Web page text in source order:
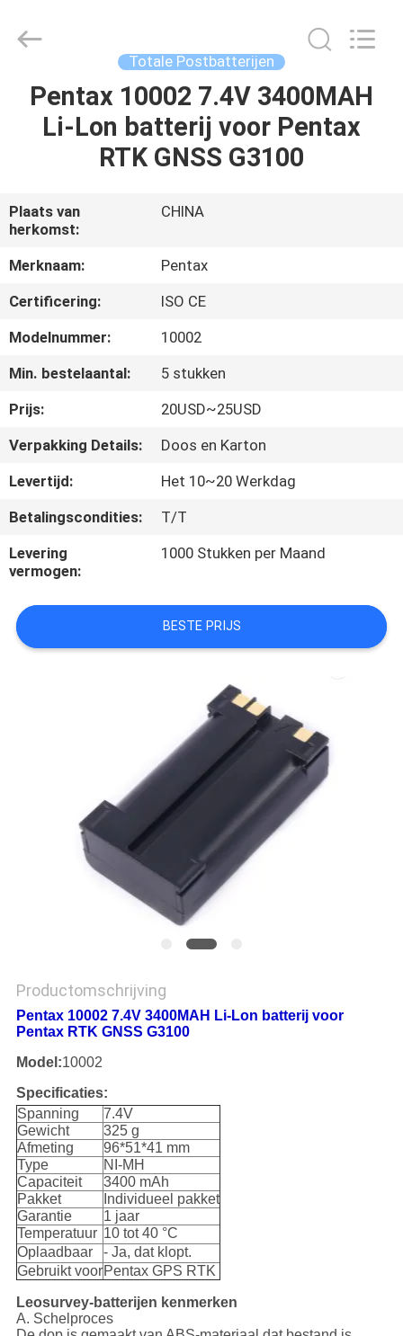
HUIS
PRODUCTEN
ONGEVEER
ONS
FABRIEKSREIS
CONTACTEER
ONS
OM
EEN
SITEMAP
Co.,Ltd.
Totale Postbatterijen
Pentax 10002 7.4V 3400MAH
Li-Lon batterij voor Pentax
RTK GNSS G3100
Plaats van
herkomst:
CHINA
Merknaam:
Pentax
Certificering:
ISO CE
Modelnummer:
10002
Min. bestelaantal:
5 stukken
Prijs:
20USD~25USD
Verpakking Details:
Doos en Karton
Levertijd:
Het 10~20 Werkdag
Betalingscondities:
T/T
Levering
vermogen:
1000 Stukken per Maand
BESTE PRIJS
Productomschrijving
Pentax 10002 7.4V 3400MAH Li-Lon batterij voor
Pentax RTK GNSS G3100
Model:10002
Specificaties:
Spanning
7.4V
Gewicht
325 g
Afmeting
96*51*41 mm
Type
NI-MH
Capaciteit
3400 mAh
Pakket
Individueel pakket
Garantie
1 jaar
Temperatuur 10 tot 40 °C
Oplaadbaar
- Ja, dat klopt.
Gebruikt voorPentax GPS RTK
Leosurvey-batterijen kenmerken
A. Schelproces